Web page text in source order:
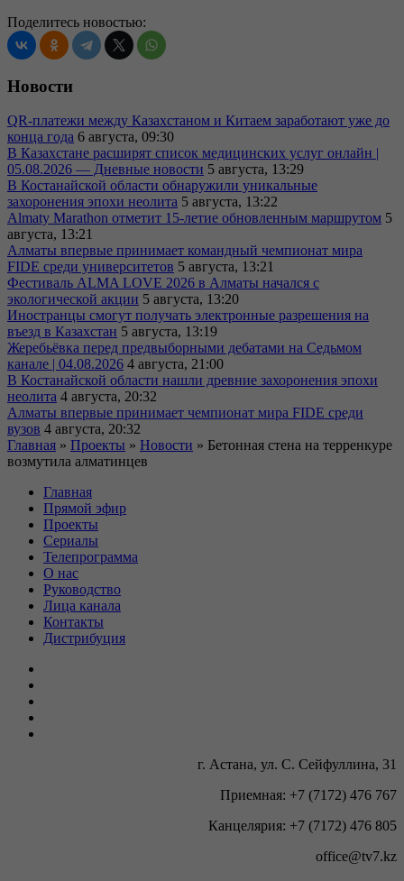
Поделитесь новостью:
Новости
QR-платежи между Казахстаном и Китаем заработают уже до
конца года 6 августа, 09:30
В Казахстане расширят список медицинских услуг онлайн |
05.08.2026 — Дневные новости 5 августа, 13:29
В Костанайской области обнаружили уникальные
захоронения эпохи неолита 5 августа, 13:22
Almaty Marathon отметит 15-летие обновленным маршрутом 5
августа, 13:21
Алматы впервые принимает командный чемпионат мира
FIDE среди университетов 5 августа, 13:21
Фестиваль ALMA LOVE 2026 в Алматы начался с
экологической акции 5 августа, 13:20
Иностранцы смогут получать электронные разрешения на
въезд в Казахстан 5 августа, 13:19
Жеребьёвка перед предвыборными дебатами на Седьмом
канале | 04.08.2026 4 августа, 21:00
В Костанайской области нашли древние захоронения эпохи
неолита 4 августа, 20:32
Алматы впервые принимает чемпионат мира FIDE среди
вузов 4 августа, 20:32
Главная » Проекты » Новости » Бетонная стена на терренкуре
возмутила алматинцев
Главная
Прямой эфир
Проекты
Сериалы
Телепрограмма
О нас
Руководство
Лица канала
Контакты
Дистрибуция
г. Астана, ул. С. Сейфуллина, 31
Приемная: +7 (7172) 476 767
Канцелярия: +7 (7172) 476 805
office@tv7.kz